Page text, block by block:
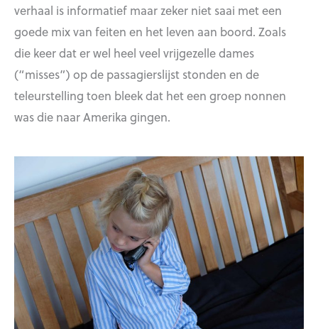
verhaal is informatief maar zeker niet saai met een
goede mix van feiten en het leven aan boord. Zoals
die keer dat er wel heel veel vrijgezelle dames
(“misses”) op de passagierslijst stonden en de
teleurstelling toen bleek dat het een groep nonnen
was die naar Amerika gingen.